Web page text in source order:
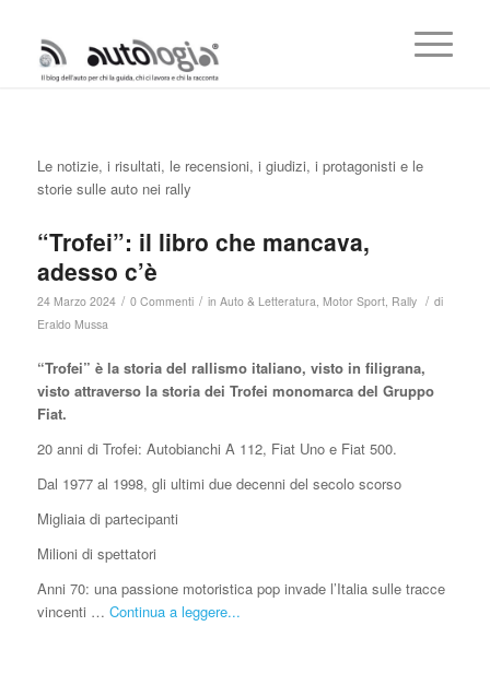
Le notizie, i risultati, le recensioni, i giudizi, i protagonisti e le
storie sulle auto nei rally
“Trofei”: il libro che mancava,
adesso c’è
24 Marzo 2024 / 0 Commenti / in Auto & Letteratura, Motor Sport, Rally / di
Eraldo Mussa
“Trofei” è la storia del rallismo italiano, visto in filigrana,
visto attraverso la storia dei Trofei monomarca del Gruppo
Fiat.
20 anni di Trofei: Autobianchi A 112, Fiat Uno e Fiat 500.
Dal 1977 al 1998, gli ultimi due decenni del secolo scorso
Migliaia di partecipanti
Milioni di spettatori
Anni 70: una passione motoristica pop invade l’Italia sulle tracce
vincenti … Continua a leggere...